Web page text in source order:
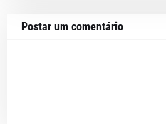
Postar um comentário